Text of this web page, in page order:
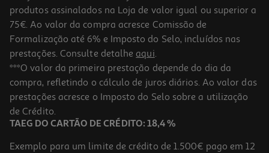
Molhos Go Tan Chili E Alho 240ml
16.63 €/Lt
3,99 €
produtos assinalados na Loja de valor igual ou superior a
75€. Ao valor da compra acresce Comissão de
Formalização até 6% e Imposto do Selo, incluídos nas
prestações. Consulte detalhe aqui.
***O valor da primeira prestação depende do dia da
compra, refletindo o cálculo de juros diários. Ao valor das
prestações acresce o Imposto do Selo sobre a utilização
de Crédito.
TAEG DO CARTÃO DE CRÉDITO: 18,4 %
Exemplo para um limite de crédito de 1.500€ pago em 12